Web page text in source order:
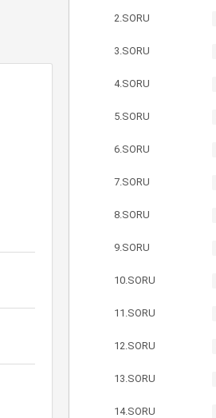
2.SORU
3.SORU
4.SORU
5.SORU
6.SORU
7.SORU
8.SORU
9.SORU
10.SORU
11.SORU
12.SORU
13.SORU
14.SORU